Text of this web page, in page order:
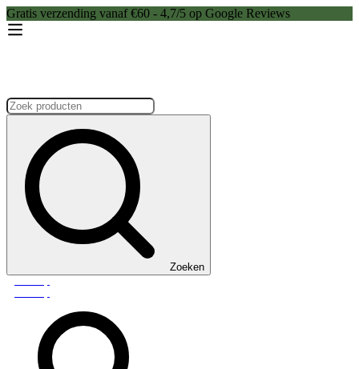
Gratis verzending vanaf €60 - 4,7/5 op Google Reviews
Zoeken:
Zoeken